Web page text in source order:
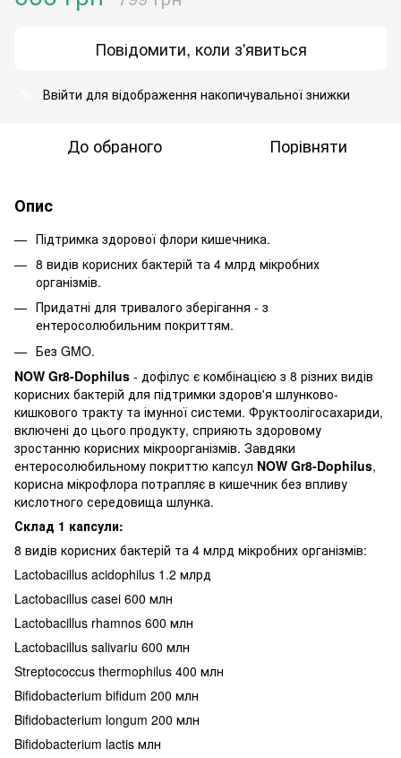
Повідомити, коли з'явиться
Ввійти для відображення накопичувальної знижки
До обраного Порівняти
Опис
Підтримка здорової флори кишечника.
8 видів корисних бактерій та 4 млрд мікробних
організмів.
Придатні для тривалого зберігання - з
ентеросолюбильним покриттям.
Без GMO.
NOW Gr8-Dophilus - дофілус є комбінацією з 8 різних видів
корисних бактерій для підтримки здоров'я шлунково-
кишкового тракту та імунної системи. Фруктоолігосахариди,
включені до цього продукту, сприяють здоровому
зростанню корисних мікроорганізмів. Завдяки
ентеросолюбильному покриттю капсул NOW Gr8-Dophilus,
корисна мікрофлора потрапляє в кишечник без впливу
кислотного середовища шлунка.
Склад 1 капсули:
8 видів корисних бактерій та 4 млрд мікробних організмів:
Lactobacillus acidophilus 1.2 млрд
Lactobacillus casei 600 млн
Lactobacillus rhamnos 600 млн
Lactobacillus salivariu 600 млн
Streptococcus thermophilus 400 млн
Bifidobacterium bifidum 200 млн
Bifidobacterium longum 200 млн
Bifidobacterium lactis млн